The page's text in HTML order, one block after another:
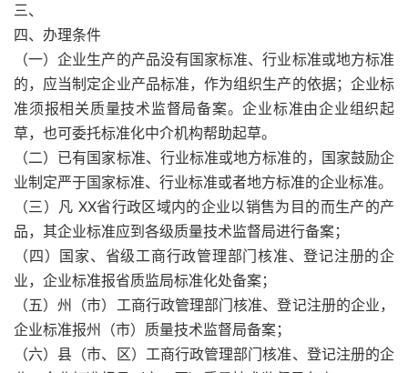
三、
四、办理条件
（一）企业生产的产品没有国家标准、行业标准或地方标准
的，应当制定企业产品标准，作为组织生产的依据；企业标
准须报相关质量技术监督局备案。企业标准由企业组织起
草，也可委托标准化中介机构帮助起草。
（二）已有国家标准、行业标准或地方标准的，国家鼓励企
业制定严于国家标准、行业标准或者地方标准的企业标准。
（三）凡 XX省行政区域内的企业以销售为目的而生产的产
品，其企业标准应到各级质量技术监督局进行备案；
（四）国家、省级工商行政管理部门核准、登记注册的企
业，企业标准报省质监局标准化处备案；
（五）州（市）工商行政管理部门核准、登记注册的企业，
企业标准报州（市）质量技术监督局备案；
（六）县（市、区）工商行政管理部门核准、登记注册的企